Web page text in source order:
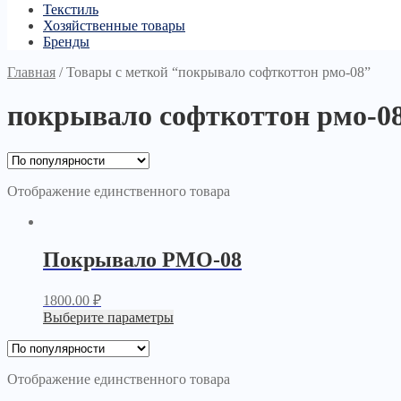
Текстиль
Хозяйственные товары
Бренды
Главная /Товары с меткой “покрывало софткоттон рмо-08”
покрывало софткоттон рмо-
Отображение единственного товара
Покрывало PМО-08
1800.00 ₽
Выберите параметры
Отображение единственного товара